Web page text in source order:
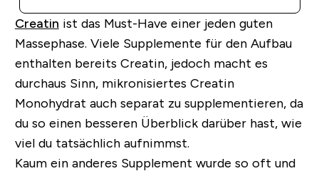
Creatin ist das Must-Have einer jeden guten
Massephase. Viele Supplemente für den Aufbau
enthalten bereits Creatin, jedoch macht es
durchaus Sinn, mikronisiertes Creatin
Monohydrat auch separat zu supplementieren, da
du so einen besseren Überblick darüber hast, wie
viel du tatsächlich aufnimmst.
Kaum ein anderes Supplement wurde so oft und